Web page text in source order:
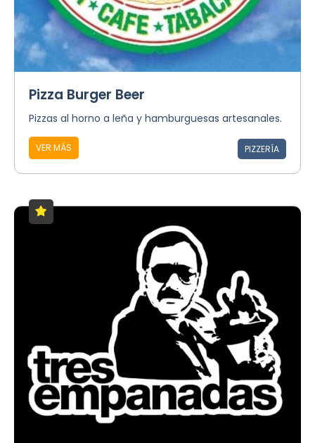
Pizza Burger Beer
Pizzas al horno a leña y hamburguesas artesanales.
VER MÁS PIZZERÍA